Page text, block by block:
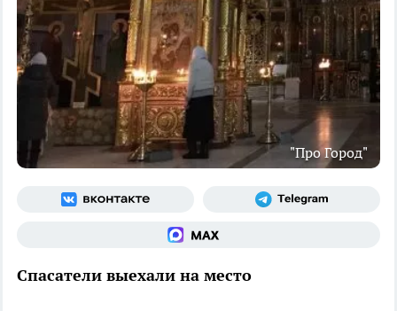
"Про Город"
Спасатели выехали на место